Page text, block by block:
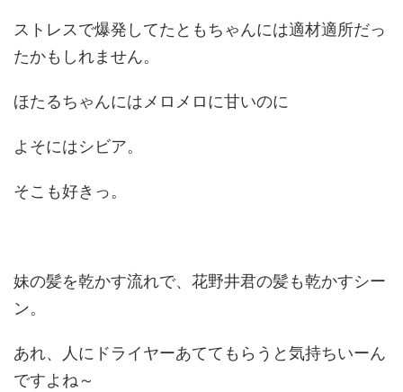
ストレスで爆発してたともちゃんには適材適所だっ
たかもしれません。
ほたるちゃんにはメロメロに甘いのに
よそにはシビア。
そこも好きっ。
妹の髪を乾かす流れで、花野井君の髪も乾かすシー
ン。
あれ、人にドライヤーあててもらうと気持ちいーん
ですよね～